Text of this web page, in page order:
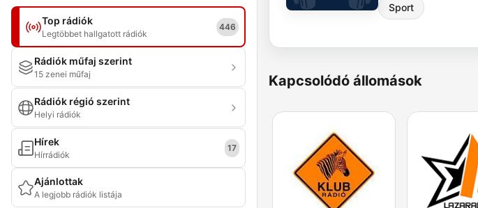
Top rádiók
Legtöbbet hallgatott rádiók
446
Rádiók műfaj szerint
15 zenei műfaj
Rádiók régió szerint
Helyi rádiók
Hírek
Hírrádiók
17
Ajánlottak
A legjobb rádiók listája
Sport
Kapcsolódó állomások